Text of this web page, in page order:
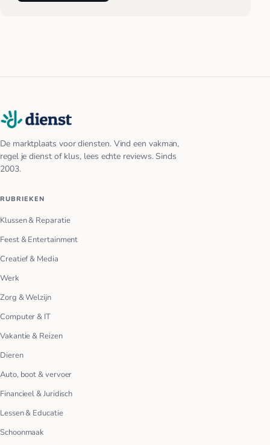
De marktplaats voor diensten. Vind een vakman,
regel je dienst of klus, lees echte reviews. Sinds
2003.
RUBRIEKEN
Klussen & Reparatie
Feest & Entertainment
Creatief & Media
Werk
Zorg & Welzijn
Computer & IT
Vakantie & Reizen
Dieren
Auto, boot & vervoer
Financieel & Juridisch
Lessen & Educatie
Schoonmaak